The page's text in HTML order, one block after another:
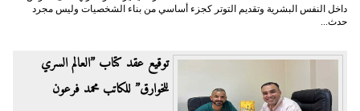
داخل النفس البشرية وتقديم التوتر كجزء أساسي من بناء الشخصيات وليس مجرد
حدث...
توقيع عقد كتاب ”العالم السري
للخوارق” للكاتب محمد فرعون